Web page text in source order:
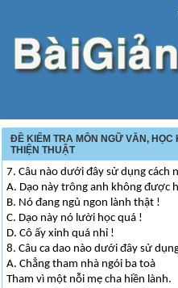
ĐỀ KIỂM TRA MÔN NGỮ VĂN, HỌC
THIỆN THUẬT
7. Câu nào dưới đây sử dụng cách
A. Dạo này trông anh không được
B. Nó đang ngủ ngon lành thật !
C. Dạo này nó lười học quá !
D. Cô ấy xinh quá nhỉ !
8. Câu ca dao nào dưới đây sử
A. Chẳng tham nhà ngói ba toà
Tham vì một nỗi mẹ cha hiền lành.